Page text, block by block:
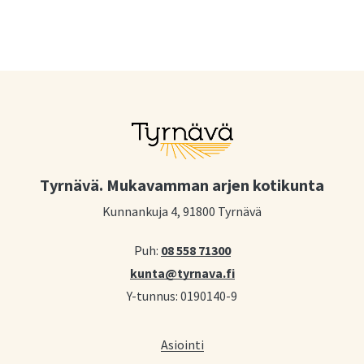
Tyrnävä. Mukavamman arjen kotikunta
Kunnankuja 4, 91800 Tyrnävä
Puh: 08 558 71300
kunta@tyrnava.fi
Y-tunnus: 0190140-9
Asiointi